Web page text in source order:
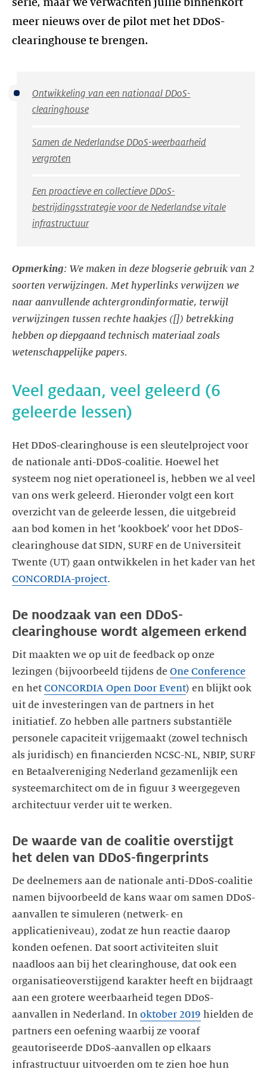
serie, maar we verwachten jullie binnenkort
meer nieuws over de pilot met het DDoS-
Ontwikkeling van een nationaal DDoS-
clearinghouse
Samen de Nederlandse DDoS-weerbaarheid
vergroten
Een proactieve en collectieve DDoS-
bestrijdingsstrategie voor de Nederlandse vitale
infrastructuur
Opmerking: We maken in deze blogserie gebruik van 2
soorten verwijzingen. Met hyperlinks verwijzen we
naar aanvullende achtergrondinformatie, terwijl
verwijzingen tussen rechte haakjes ([]) betrekking
hebben op diepgaand technisch materiaal zoals
wetenschappelijke papers.
Veel gedaan, veel geleerd (6
geleerde lessen)
Het DDoS-clearinghouse is een sleutelproject voor
de nationale anti-DDoS-coalitie. Hoewel het
systeem nog niet operationeel is, hebben we al veel
van ons werk geleerd. Hieronder volgt een kort
overzicht van de geleerde lessen, die uitgebreid
aan bod komen in het ‘kookboek’ voor het DDoS-
clearinghouse dat SIDN, SURF en de Universiteit
Twente (UT) gaan ontwikkelen in het kader van het
CONCORDIA-project.
De noodzaak van een DDoS-
clearinghouse wordt algemeen erkend
Dit maakten we op uit de feedback op onze
lezingen (bijvoorbeeld tijdens de One Conference
en het CONCORDIA Open Door Event) en blijkt ook
uit de investeringen van de partners in het
initiatief. Zo hebben alle partners substantiële
personele capaciteit vrijgemaakt (zowel technisch
als juridisch) en financierden NCSC-NL, NBIP, SURF
en Betaalvereniging Nederland gezamenlijk een
systeemarchitect om de in figuur 3 weergegeven
architectuur verder uit te werken.
De waarde van de coalitie overstijgt
het delen van DDoS-fingerprints
De deelnemers aan de nationale anti-DDoS-coalitie
namen bijvoorbeeld de kans waar om samen DDoS-
aanvallen te simuleren (netwerk- en
applicatieniveau), zodat ze hun reactie daarop
konden oefenen. Dat soort activiteiten sluit
naadloos aan bij het clearinghouse, dat ook een
organisatieoverstijgend karakter heeft en bijdraagt
aan een grotere weerbaarheid tegen DDoS-
aanvallen in Nederland. In oktober 2019 hielden de
partners een oefening waarbij ze vooraf
geautoriseerde DDoS-aanvallen op elkaars
infrastructuur uitvoerden om te zien hoe hun